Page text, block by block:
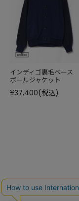
インディゴ裏毛ベース
ボールジャケット
¥37,400(税込)